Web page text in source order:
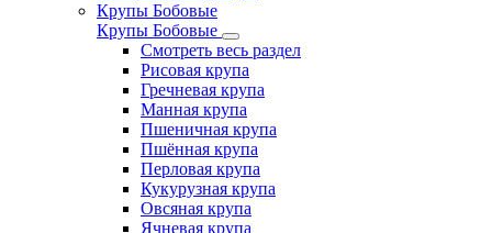
Крупы Бобовые
Крупы Бобовые
Смотреть весь раздел
Рисовая крупа
Гречневая крупа
Манная крупа
Пшеничная крупа
Пшённая крупа
Перловая крупа
Кукурузная крупа
Овсяная крупа
Ячневая крупа